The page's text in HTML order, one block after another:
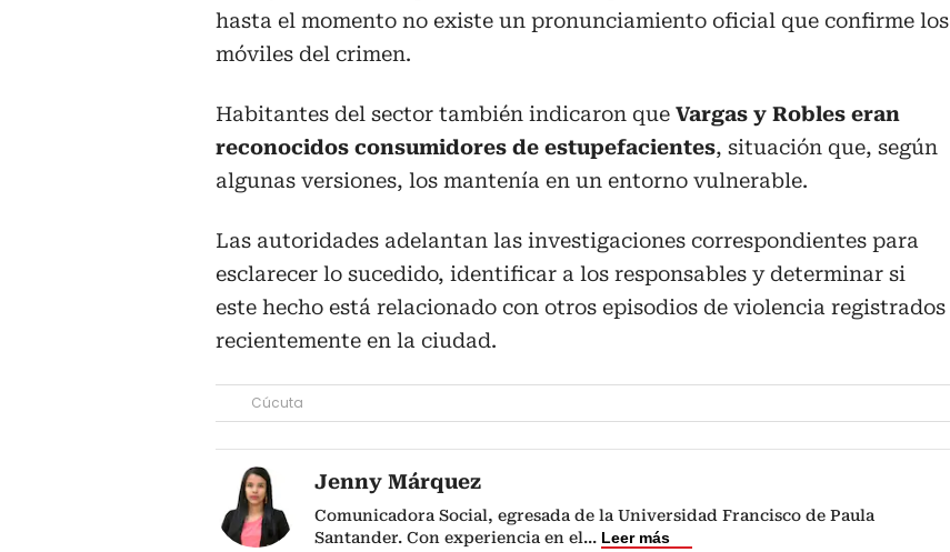
hasta el momento no existe un pronunciamiento oficial que confirme los
móviles del crimen.
Habitantes del sector también indicaron que Vargas y Robles eran
reconocidos consumidores de estupefacientes, situación que, según
algunas versiones, los mantenía en un entorno vulnerable.
Las autoridades adelantan las investigaciones correspondientes para
esclarecer lo sucedido, identificar a los responsables y determinar si
este hecho está relacionado con otros episodios de violencia registrados
recientemente en la ciudad.
Cúcuta
Jenny Márquez
Comunicadora Social, egresada de la Universidad Francisco de Paula
Santander. Con experiencia en el... Leer más